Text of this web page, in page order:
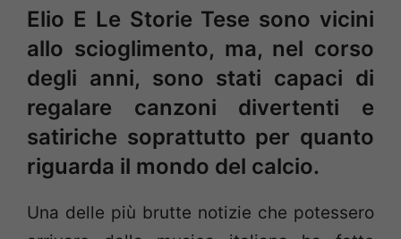
Elio E Le Storie Tese sono vicini
allo scioglimento, ma, nel corso
degli anni, sono stati capaci di
regalare canzoni divertenti e
satiriche soprattutto per quanto
riguarda il mondo del calcio.
Una delle più brutte notizie che potessero